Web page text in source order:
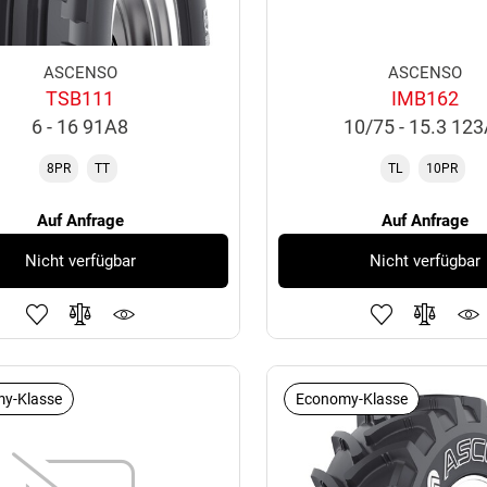
ASCENSO
TSB111
6 - 16 91A8
8PR TT
Auf Anfrage
Nicht verfügbar
ASCENSO
IMB162
10/75 - 15.3
TL 10PR
Auf Anfrage
Nicht verfügbar
Klasse Economy-Klasse